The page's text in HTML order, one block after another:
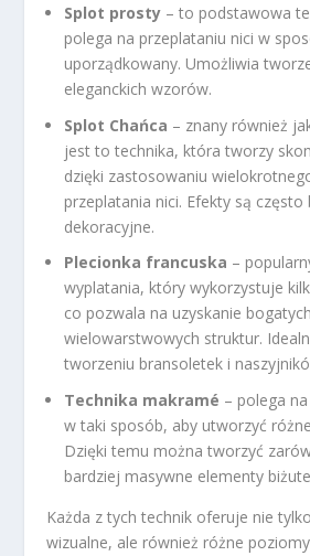
Splot prosty – to podstawowa
polega na przeplataniu nici w
uporządkowany. Umożliwia
eleganckich wzorów.
Splot Chańca – znany również
jest to technika, która tworzy
dzięki zastosowaniu
przeplatania nici. Efekty są często
dekoracyjne.
Plecionka francuska –
wyplatania, który wykorzystuje
co pozwala na uzyskanie
wielowarstwowych struktur.
tworzeniu bransoletek i
Technika makramé – polega
w taki sposób, aby utworzyć
Dzięki temu można tworzyć
bardziej masywne elementy
Każda z tych technik oferuje nie
wizualne, ale również różne